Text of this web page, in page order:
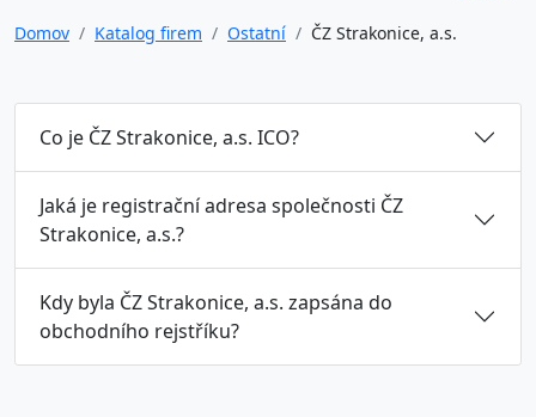
Domov
Katalog firem Ostatní ČZ Strakonice, a.s.
Co je ČZ Strakonice, a.s. ICO?
Jaká je registrační adresa společnosti ČZ
Strakonice, a.s.?
Kdy byla ČZ Strakonice, a.s. zapsána do
obchodního rejstříku?